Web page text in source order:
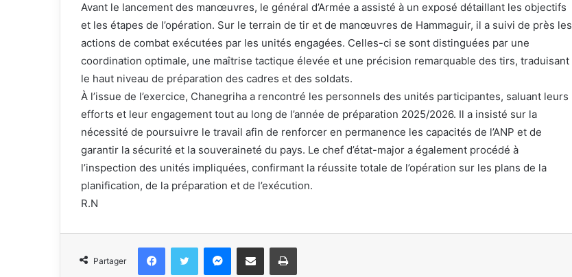
Avant le lancement des manœuvres, le général d’Armée a assisté à un exposé détaillant les objectifs
et les étapes de l’opération. Sur le terrain de tir et de manœuvres de Hammaguir, il a suivi de près les
actions de combat exécutées par les unités engagées. Celles-ci se sont distinguées par une
coordination optimale, une maîtrise tactique élevée et une précision remarquable des tirs, traduisant
le haut niveau de préparation des cadres et des soldats.
À l’issue de l’exercice, Chanegriha a rencontré les personnels des unités participantes, saluant leurs
efforts et leur engagement tout au long de l’année de préparation 2025/2026. Il a insisté sur la
nécessité de poursuivre le travail afin de renforcer en permanence les capacités de l’ANP et de
garantir la sécurité et la souveraineté du pays. Le chef d’état-major a également procédé à
l’inspection des unités impliquées, confirmant la réussite totale de l’opération sur les plans de la
planification, de la préparation et de l’exécution.
R.N
Partager
FacebookTwitter Messenger
Partager par email Imprimer